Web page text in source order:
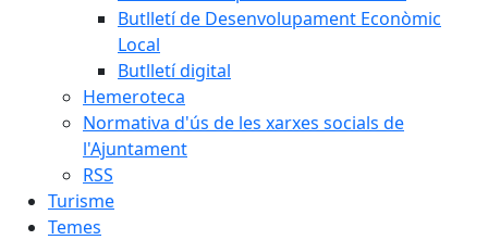
Butlletí de Desenvolupament Econòmic
Local
Butlletí digital
Hemeroteca
Normativa d'ús de les xarxes socials de
l'Ajuntament
RSS
Turisme
Temes